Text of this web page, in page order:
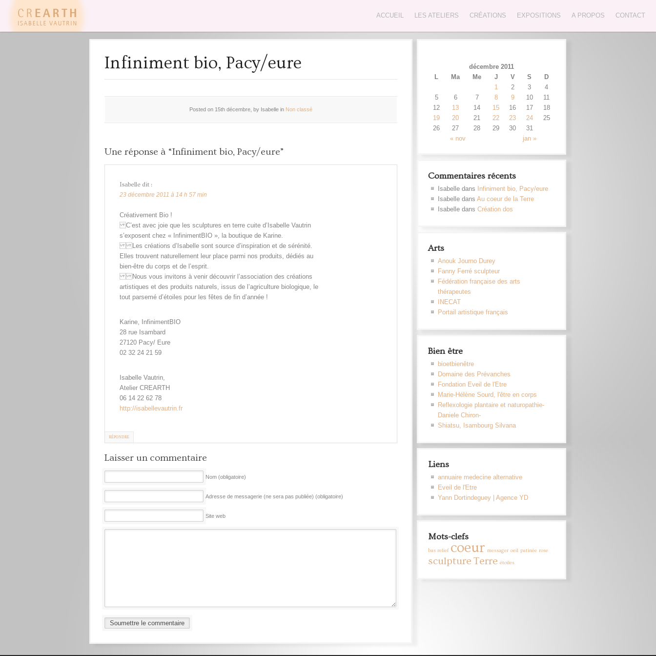
ACCUEIL LES ATELIERS CRÉATIONS EXPOSITIONS A PROPOS CONTACT
Infiniment bio, Pacy/eure
Posted on 15th décembre, by Isabelle in Non classé
Une réponse à “Infiniment bio, Pacy/eure”
Isabelle dit :
23 décembre 2011 à 14 h 57 min
Créativement Bio !
C’est avec joie que les sculptures en terre cuite d’Isabelle Vautrin
s’exposent chez « InfinimentBIO », la boutique de Karine.
Les créations d’Isabelle sont source d’inspiration et de sérénité.
Elles trouvent naturellement leur place parmi nos produits, dédiés au
bien-être du corps et de l’esprit.
Nous vous invitons à venir découvrir l’association des créations
artistiques et des produits naturels, issus de l’agriculture biologique, le
tout parsemé d’étoiles pour les fêtes de fin d’année !
Karine, InfinimentBIO
28 rue Isambard
27120 Pacy/ Eure
02 32 24 21 59
Isabelle Vautrin,
Atelier CREARTH
06 14 22 62 78
http://isabellevautrin.fr
RÉPONDRE
Laisser un commentaire
Nom (obligatoire)
Adresse de messagerie (ne sera pas publiée) (obligatoire)
Site web
décembre 2011
L
Ma Me J V S D
« nov jan »
1 2 3
4
5
6 7 8 9 10
11
12
13 14 15 16 17
18
19
20 21 22 23 24
25
26
27 28 29 30 31
Commentaires récents
Isabelle dans
Infiniment bio, Pacy/eure
Isabelle dans Au coeur de la Terre
Isabelle dans Création dos
Arts
Anouk Journo Durey
Fanny Ferré sculpteur
Fédération française des arts
thérapeutes
INECAT
Portail artistique français
Bien être
bioetbienêtre
Domaine des Prévanches
Fondation Eveil de l'Etre
Marie-Hélène Sourd, l'être en corps
Reflexologie plantaire et naturopathie-
Daniele Chiron-
Shiatsu, Isambourg Silvana
Liens
annuaire medecine alternative
Eveil de l'Etre
Yann Dortindeguey | Agence YD
Mots-clefs
bas relief coeur messager oeil patinée rose
sculpture Terre étoiles